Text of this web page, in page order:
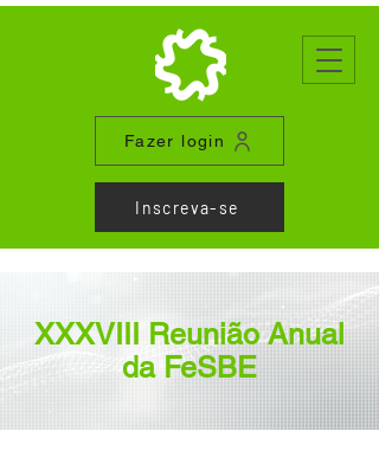
Fazer login
Inscreva-se
XXXVIII Reunião Anual
da FeSBE